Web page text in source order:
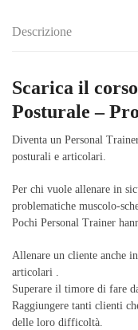
Descrizione
Scarica il
Posturale –
Diventa un Personal
posturali e articolari.
Per chi vuole allenare in
problematiche muscolo-
Pochi Personal Trainer
Allenare un cliente anche
articolari .
Superare il timore di fare
Raggiungere tanti clienti
delle loro difficoltà.